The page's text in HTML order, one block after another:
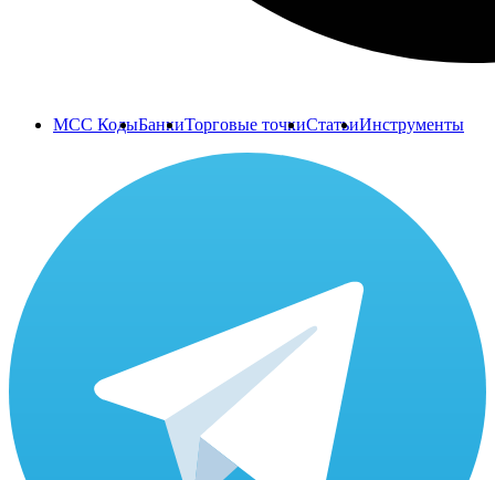
MCC КодыБанкиТорговые точкиСтатьиИнструменты